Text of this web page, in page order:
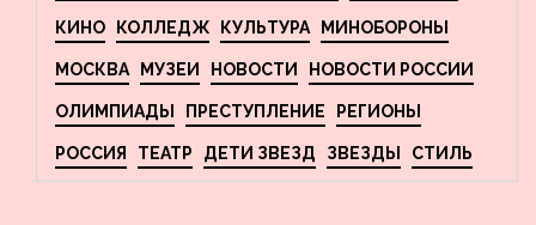
КИНО КОЛЛЕДЖ КУЛЬТУРА МИНОБОРОНЫ
МОСКВА МУЗЕИ НОВОСТИ НОВОСТИ РОССИИ
ОЛИМПИАДЫ ПРЕСТУПЛЕНИЕ РЕГИОНЫ
РОССИЯ ТЕАТР ДЕТИ ЗВЕЗД ЗВЕЗДЫ СТИЛЬ